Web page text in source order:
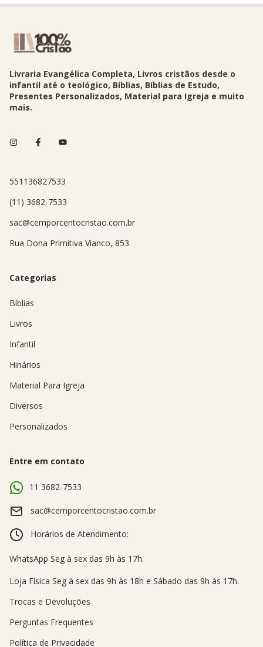
Livraria Evangélica Completa, Livros cristãos desde o
infantil até o teológico, Bíblias, Bíblias de Estudo,
Presentes Personalizados, Material para Igreja e muito
mais.
551136827533
(11) 3682-7533
sac@cemporcentocristao.com.br
Rua Dona Primitiva Vianco, 853
Categorias
Bíblias
Livros
Infantil
Hinários
Material Para Igreja
Diversos
Personalizados
Entre em contato
11 3682-7533
sac@cemporcentocristao.com.br
Horários de Atendimento:
Trocas e Devoluções
Perguntas Frequentes
Política de Privacidade